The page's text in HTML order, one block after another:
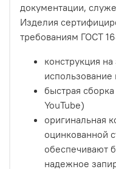
документации,
Изделия
требованиям ГОСТ
конструкция
быстрая
YouTube)
оригинальная
оцинкованной
обеспечивают
надежное